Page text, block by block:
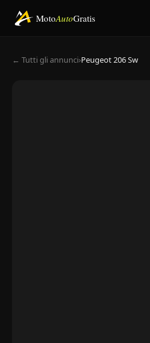
MotoAutoGratis
← Tutti gli annunci›Peugeot 206 Sw